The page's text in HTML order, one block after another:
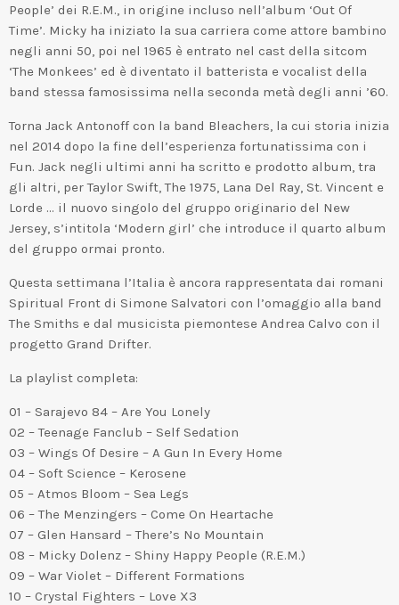
People’ dei R.E.M., in origine incluso nell’album ‘Out Of
Time’. Micky ha iniziato la sua carriera come attore bambino
negli anni 50, poi nel 1965 è entrato nel cast della sitcom
‘The Monkees’ ed è diventato il batterista e vocalist della
band stessa famosissima nella seconda metà degli anni ’60.
Torna Jack Antonoff con la band Bleachers, la cui storia inizia
nel 2014 dopo la fine dell’esperienza fortunatissima con i
Fun. Jack negli ultimi anni ha scritto e prodotto album, tra
gli altri, per Taylor Swift, The 1975, Lana Del Ray, St. Vincent e
Lorde … il nuovo singolo del gruppo originario del New
Jersey, s’intitola ‘Modern girl’ che introduce il quarto album
del gruppo ormai pronto.
Questa settimana l’Italia è ancora rappresentata dai romani
Spiritual Front di Simone Salvatori con l’omaggio alla band
The Smiths e dal musicista piemontese Andrea Calvo con il
progetto Grand Drifter.
La playlist completa:
01 – Sarajevo 84 – Are You Lonely
02 – Teenage Fanclub – Self Sedation
03 – Wings Of Desire – A Gun In Every Home
04 – Soft Science – Kerosene
05 – Atmos Bloom – Sea Legs
06 – The Menzingers – Come On Heartache
07 – Glen Hansard – There’s No Mountain
08 – Micky Dolenz – Shiny Happy People (R.E.M.)
09 – War Violet – Different Formations
10 – Crystal Fighters – Love X3